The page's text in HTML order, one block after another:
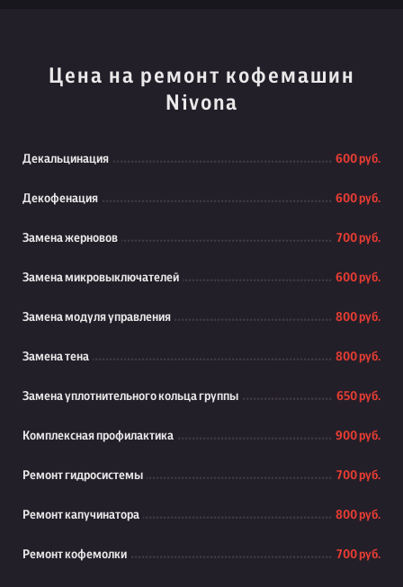
Цена на ремонт кофемашин
Nivona
Декальцинация 600 руб.
Декофенация 600 руб.
Замена жерновов 700 руб.
Замена микровыключателей 600 руб.
Замена модуля управления 800 руб.
Замена тена 800 руб.
Замена уплотнительного кольца группы 650 руб.
Комплексная профилактика 900 руб.
Ремонт гидросистемы 700 руб.
Ремонт капучинатора 800 руб.
Ремонт кофемолки 700 руб.